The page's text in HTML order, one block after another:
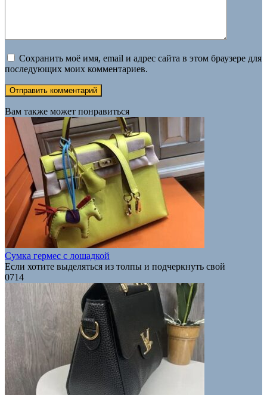
Сохранить моё имя, email и адрес сайта в этом браузере для
последующих моих комментариев.
Вам также может понравиться
Сумка гермес с лошадкой
Если хотите выделяться из толпы и подчеркнуть свой
0714